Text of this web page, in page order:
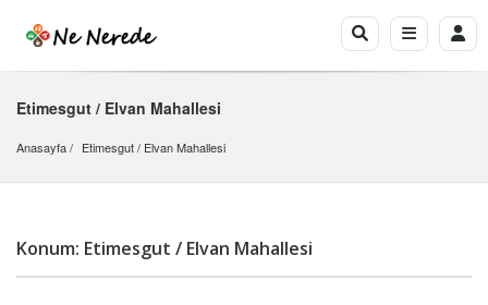
Etimesgut / Elvan Mahallesi
Anasayfa Etimesgut / Elvan Mahallesi
Konum: Etimesgut / Elvan Mahallesi